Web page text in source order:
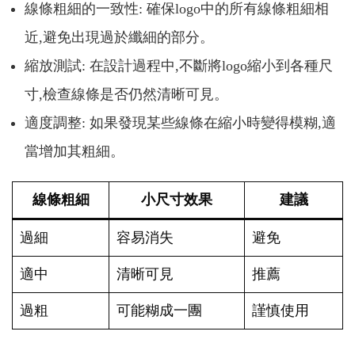
線條粗細的一致性: 確保logo中的所有線條粗細相
近,避免出現過於纖細的部分。
縮放測試: 在設計過程中,不斷將logo縮小到各種尺
寸,檢查線條是否仍然清晰可見。
適度調整: 如果發現某些線條在縮小時變得模糊,適
當增加其粗細。
線條粗細 小尺寸效果 建議
過細 容易消失 避免
適中 清晰可見 推薦
過粗 可能糊成一團 謹慎使用